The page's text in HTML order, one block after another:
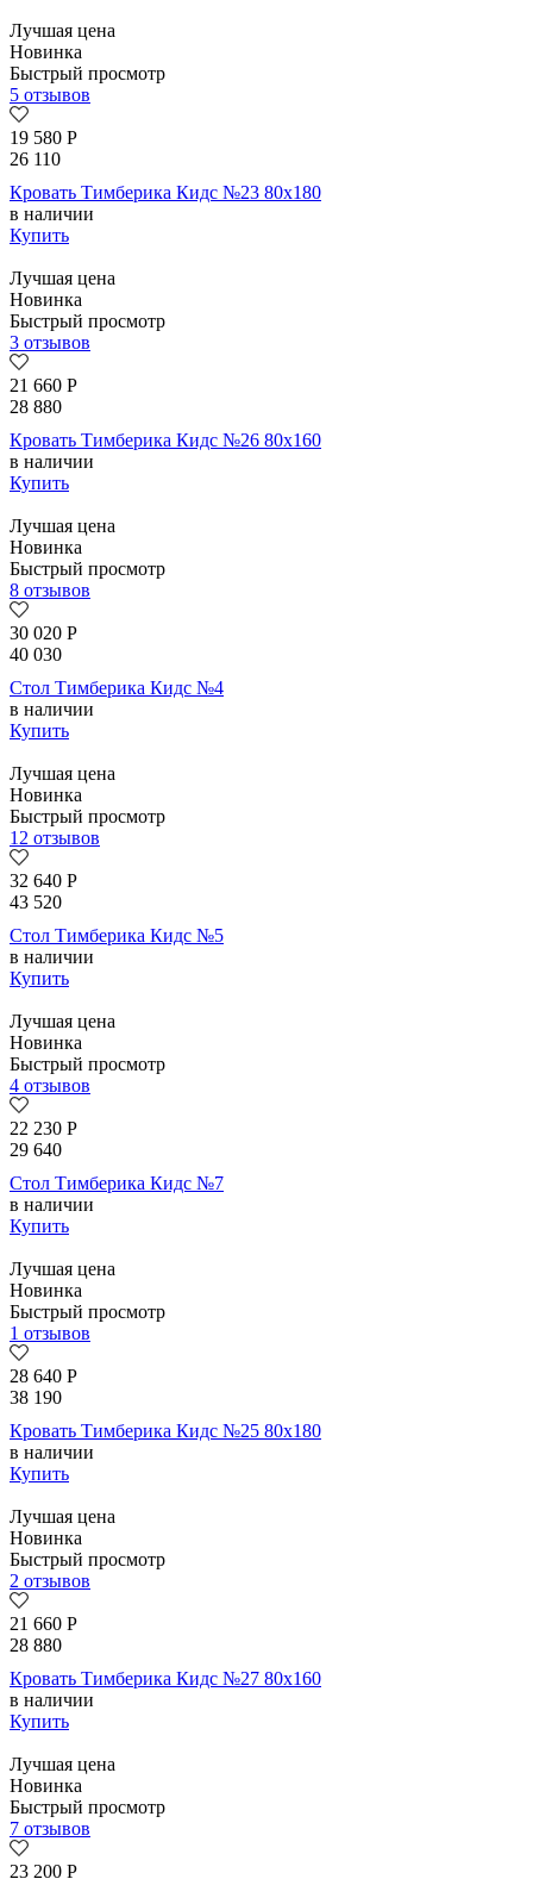
Лучшая цена
Новинка
Быстрый просмотр
5 отзывов
19 580 Р
26 110
Кровать Тимберика Кидс №23 80х180
в наличии
Купить
Лучшая цена
Новинка
Быстрый просмотр
3 отзывов
21 660 Р
28 880
Кровать Тимберика Кидс №26 80х160
в наличии
Купить
Лучшая цена
Новинка
Быстрый просмотр
8 отзывов
30 020 Р
40 030
Стол Тимберика Кидс №4
в наличии
Купить
Лучшая цена
Новинка
Быстрый просмотр
12 отзывов
32 640 Р
43 520
Стол Тимберика Кидс №5
в наличии
Купить
Лучшая цена
Новинка
Быстрый просмотр
4 отзывов
22 230 Р
29 640
Стол Тимберика Кидс №7
в наличии
Купить
Лучшая цена
Новинка
Быстрый просмотр
1 отзывов
28 640 Р
38 190
Кровать Тимберика Кидс №25 80х180
в наличии
Купить
Лучшая цена
Новинка
Быстрый просмотр
2 отзывов
21 660 Р
28 880
Кровать Тимберика Кидс №27 80х160
в наличии
Купить
Лучшая цена
Новинка
Быстрый просмотр
7 отзывов
23 200 Р